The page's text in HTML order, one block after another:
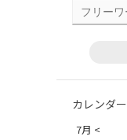
カレンダー
7月 <